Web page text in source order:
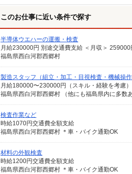
このお仕事に近い条件で探す
半導体ウエハーの運搬・検査
月給230000円 別途交通費支給 ＜月収＞
福島県西白河郡西郷村
製造スタッフ（組立・加工・目視検査・機械操作
月給180000〜230000円（スキル・経験を考慮）
検査作業など
時給1070円交通費全額支給
福島県西白河郡西郷村 ＊車・バイク通勤OK
材料の外観検査
時給1200円交通費全額支給
福島県西白河郡西郷村 ＊車・バイク通勤OK